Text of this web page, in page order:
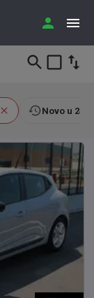
Novo u 24h